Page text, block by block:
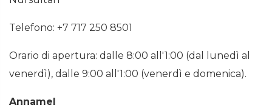
Telefono: +7 717 250 8501
Orario di apertura: dalle 8:00 all'1:00 (dal lunedì al
venerdì), dalle 9:00 all'1:00 (venerdì e domenica).
Annamel